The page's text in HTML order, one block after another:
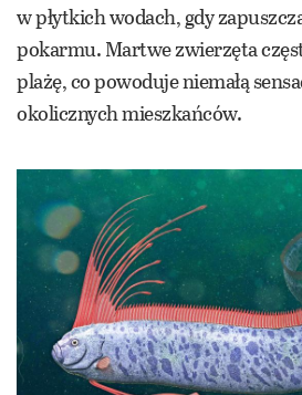
w płytkich wodach, gdy
pokarmu. Martwe zwierzęta
plażę, co powoduje niemałą
okolicznych mieszkańców.